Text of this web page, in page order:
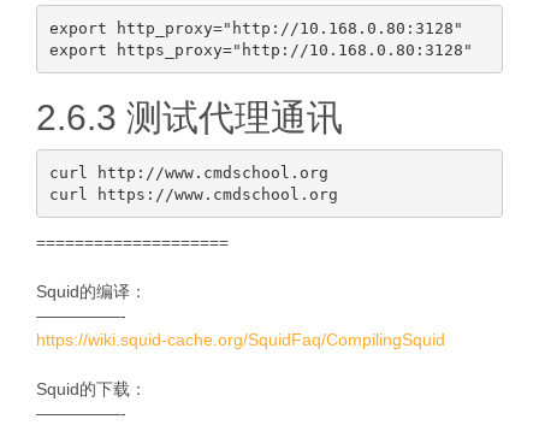
export http_proxy="http://10.168.0.80:3128"
2.6.3 测试代理通讯
curl http://www.cmdschool.org
====================
Squid的编译：
—————-
https://wiki.squid-cache.org/SquidFaq/CompilingSquid
Squid的下载：
—————-